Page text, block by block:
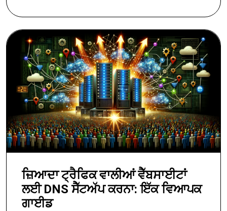
ਜ਼ਿਆਦਾ ਟ੍ਰੈਫਿਕ ਵਾਲੀਆਂ ਵੈੱਬਸਾਈਟਾਂ
ਲਈ DNS ਸੈੱਟਅੱਪ ਕਰਨਾ: ਇੱਕ ਵਿਆਪਕ
ਗਾਈਡ